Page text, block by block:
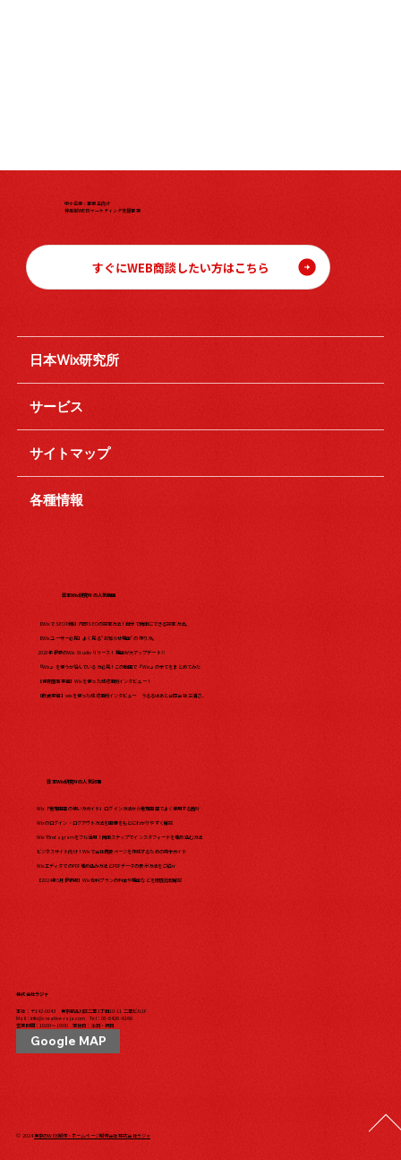
中小企業・事業主向け
伴走型WEBマーケティング支援事業
すぐにWEB商談したい方はこちら
日本Wix研究所の人気動画
【WixでSEO対策】内部SEOの設定方法！自分で簡単にできる設定方法。
【Wixユーザー必見】よく見る"お知らせ機能"の作り方。
2023年最新のWix Studio リリース！機能が大アップデート?!
『Wix』を使うか悩んでいる方必見！この動画で『Wix』の全てをまとめてみた​
【保育園事業編】Wixを使った成功事例インタビュー！
【飲食業編】wixを使った成功事例インタビュー うるるはあと合同会社 三浦さ...
日本Wix研究所の人気記事
Wix「管理画面の使い方ガイド」ログイン方法から管理画面でよく使用する箇所
Wixのログイン・ログアウト方法を画像をもとにわかりやすく解説
WixでInstagramをフル活用！簡単ステップでインスタフィードを埋め込む方法
ビジネスサイト向け！Wixで会社概要ページを作成するための完全ガイド
WixエディタでのPDF埋め込み方法とPDFデータの表示方法をご紹介
【2024年5月最新版】Wix有料プランの料金や機能などを徹底比較解説
株式会社ラジャ
本社：〒142-0043 東京都品川区二葉1丁目10-11 二葉ビル1F
Mail： info@creative-raja.com Tel： 03-6426-6166
営業時間：10:00〜19:00 定休日：土日・祝日
Google MAP
© 2024東京のWEB制作・ホームページ制作会社 株式会社ラジャ
日本Wix研究所
サービス
サイトマップ
各種情報